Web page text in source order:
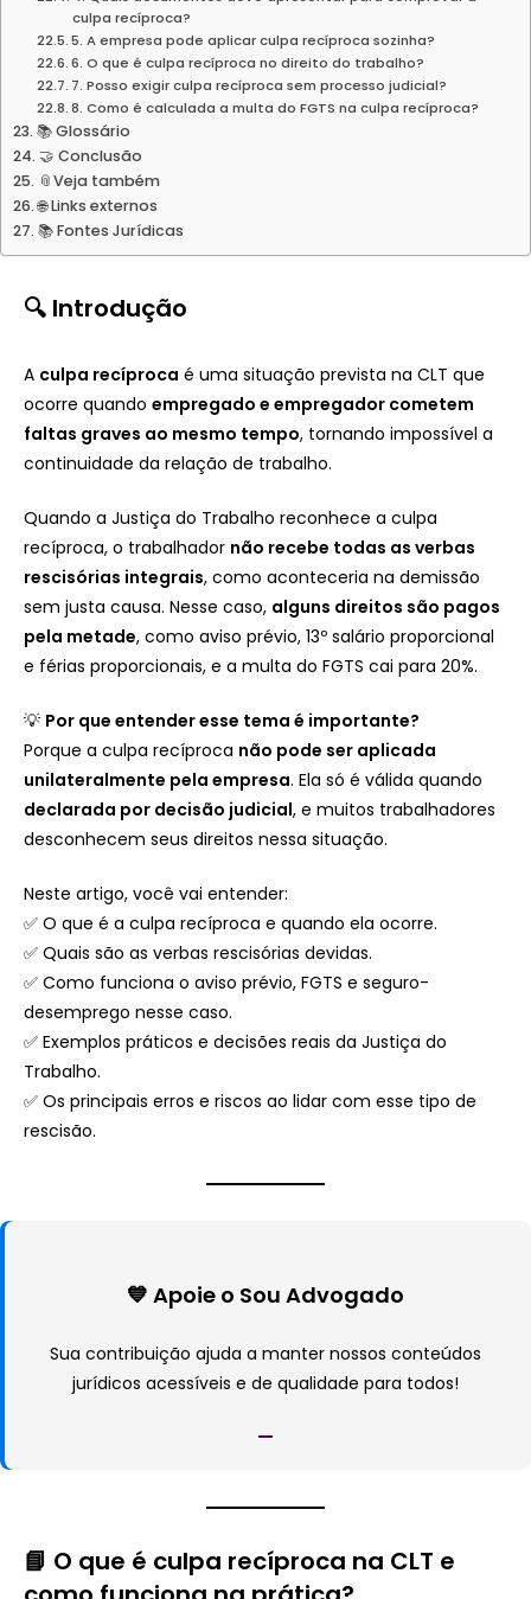
culpa recíproca?
5. A empresa pode aplicar culpa recíproca sozinha?
6. O que é culpa recíproca no direito do trabalho?
7. Posso exigir culpa recíproca sem processo judicial?
8. Como é calculada a multa do FGTS na culpa recíproca?
📚 Glossário
🤝 Conclusão
📎Veja também
🌐 Links externos
📚 Fontes Jurídicas
🔍 Introdução
A culpa recíproca é uma situação prevista na CLT que
ocorre quando empregado e empregador cometem
faltas graves ao mesmo tempo, tornando impossível a
continuidade da relação de trabalho.
Quando a Justiça do Trabalho reconhece a culpa
recíproca, o trabalhador não recebe todas as verbas
rescisórias integrais, como aconteceria na demissão
sem justa causa. Nesse caso, alguns direitos são pagos
pela metade, como aviso prévio, 13º salário proporcional
e férias proporcionais, e a multa do FGTS cai para 20%.
💡 Por que entender esse tema é importante?
Porque a culpa recíproca não pode ser aplicada
unilateralmente pela empresa. Ela só é válida quando
declarada por decisão judicial, e muitos trabalhadores
desconhecem seus direitos nessa situação.
Neste artigo, você vai entender:
✅ O que é a culpa recíproca e quando ela ocorre.
✅ Quais são as verbas rescisórias devidas.
✅ Como funciona o aviso prévio, FGTS e seguro-
desemprego nesse caso.
✅ Exemplos práticos e decisões reais da Justiça do
Trabalho.
✅ Os principais erros e riscos ao lidar com esse tipo de
rescisão.
💙 Apoie o Sou Advogado
Sua contribuição ajuda a manter nossos conteúdos
jurídicos acessíveis e de qualidade para todos!
📘 O que é culpa recíproca na CLT e